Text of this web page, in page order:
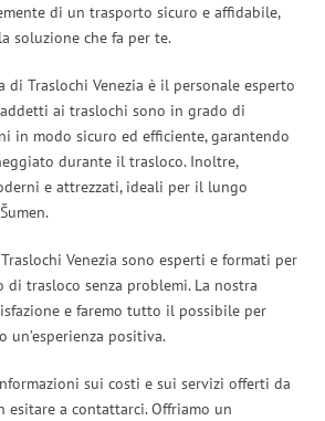
di un trasporto sicuro e affidabile,
soluzione che fa per te.
Traslochi Venezia è il personale esperto
ai traslochi sono in grado di
in modo sicuro ed efficiente, garantendo
durante il trasloco. Inoltre,
e attrezzati, ideali per il lungo
Venezia sono esperti e formati per
di trasloco senza problemi. La nostra
e faremo tutto il possibile per
un’esperienza positiva.
sui costi e sui servizi offerti da
esitare a contattarci. Offriamo un